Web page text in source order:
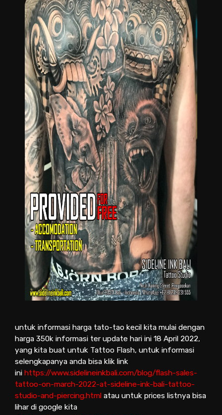
untuk informasi harga tato-tao kecil kita mulai dengan
harga 350k informasi ter update hari ini 18 April 2022,
yang kita buat untuk Tattoo Flash, untuk informasi
selengkapanya anda bisa klik link
ini https://www.sidelineinkbali.com/blog/flash-sales-
tattoo-on-march-2022-at-sideline-ink-bali-tattoo-
studio-and-piercing.html atau untuk prices listnya bisa
lihar di google kita